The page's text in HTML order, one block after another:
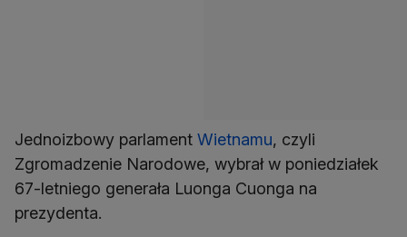
Jednoizbowy parlament Wietnamu, czyli
Zgromadzenie Narodowe, wybrał w poniedziałek
67-letniego generała Luonga Cuonga na
prezydenta.